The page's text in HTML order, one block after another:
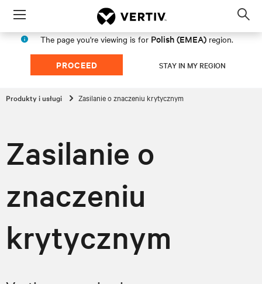
Menu
The page you're viewing is for Polish (EMEA) region.
PROCEED STAY IN MY REGION
Produkty i usługi Zasilanie o znaczeniu krytycznym
Zasilanie o
znaczeniu
krytycznym